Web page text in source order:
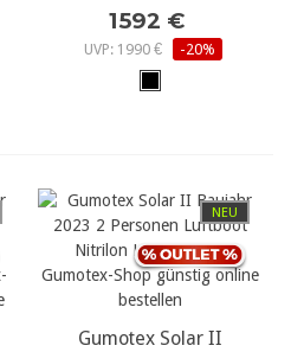
1592 €
UVP: 1990 € -20%
NEU
Gumotex Solar II